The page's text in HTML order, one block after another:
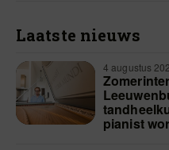
Laatste nieuws
4 augustus
pianist